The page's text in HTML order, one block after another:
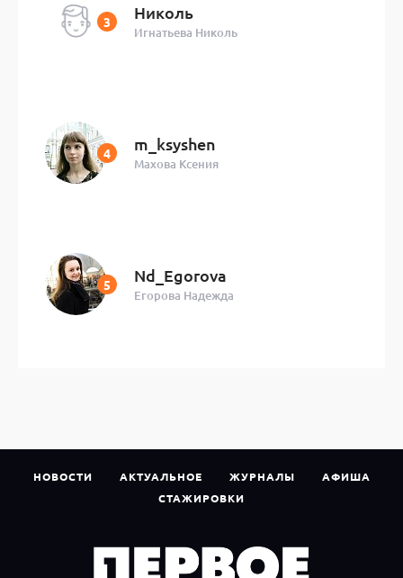
Николь
Игнатьева Николь
m_ksyshen
Махова Ксения
Nd_Egorova
Егорова Надежда
НОВОСТИ АКТУАЛЬНОЕ ЖУРНАЛЫ
АФИША
СТАЖИРОВКИ